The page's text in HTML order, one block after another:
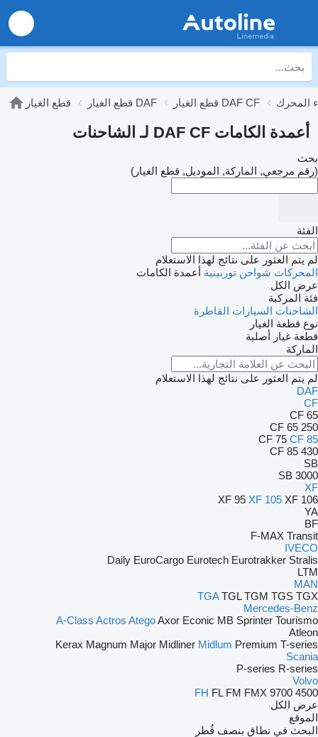
قطع الغيار قطع الغيار DAF قطع الغيار DAF CF
أعمدة الكامات DAF CF لـ الشاحنات
بحث
(رقم مرجعي, الماركة, الموديل, قطع الغيار)
الفئة
لم يتم العثور على نتائج لهذا الاستعلام
المحركات شواحن توربينية أعمدة الكامات
عرض الكل
فئة المركبة
الشاحنات السيارات القاطرة
نوع قطعة الغيار
قطعة غيار أصلية
الماركة
لم يتم العثور على نتائج لهذا الاستعلام
DAF
CF
CF 65
CF 65 250
CF 75 CF 85
CF 85 430
SB
SB 3000
XF
XF 95 XF 105 XF 106
YA
BF
F-MAX Transit
IVECO
Daily EuroCargo Eurotech Eurotrakker Stralis
LTM
MAN
TGA TGL TGM TGS TGX
Mercedes-Benz
A-Class Actros AtegoAxor Econic MB Sprinter Tourismo
Atleon
Kerax Magnum Major Midliner Midlum Premium T-series
Scania
P-series R-series
Volvo
4500
9700
FH FL FM FMX
عرض الكل
الموقع
البحث في نطاق بنصف قُطر